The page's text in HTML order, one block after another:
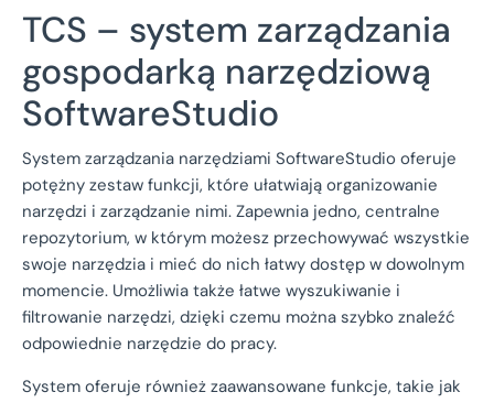
TCS – system zarządzania
gospodarką narzędziową
SoftwareStudio
System zarządzania narzędziami SoftwareStudio oferuje
potężny zestaw funkcji, które ułatwiają organizowanie
narzędzi i zarządzanie nimi. Zapewnia jedno, centralne
repozytorium, w którym możesz przechowywać wszystkie
swoje narzędzia i mieć do nich łatwy dostęp w dowolnym
momencie. Umożliwia także łatwe wyszukiwanie i
filtrowanie narzędzi, dzięki czemu można szybko znaleźć
odpowiednie narzędzie do pracy.
System oferuje również zaawansowane funkcje, takie jak